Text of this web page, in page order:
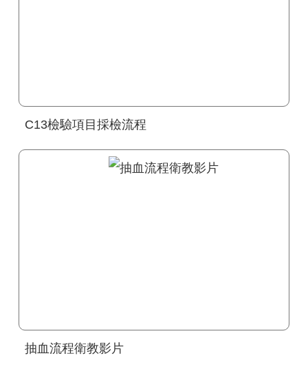
C13檢驗項目採檢流程
抽血流程衛教影片